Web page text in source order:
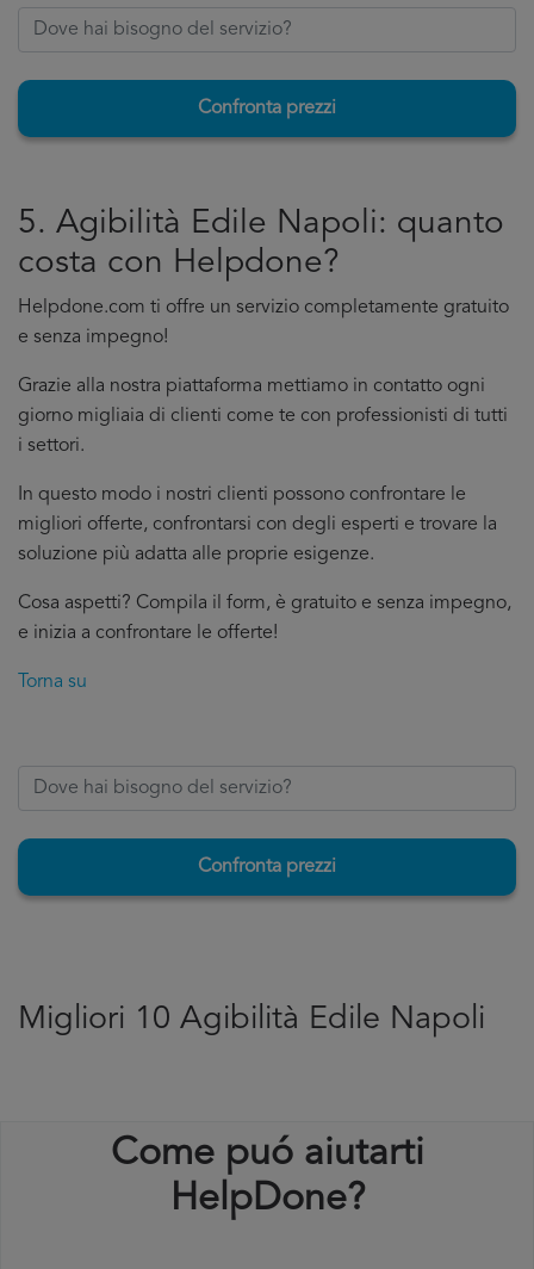
Confronta prezzi
5. Agibilità Edile Napoli: quanto
costa con Helpdone?
Helpdone.com ti offre un servizio completamente gratuito
e senza impegno!
Grazie alla nostra piattaforma mettiamo in contatto ogni
giorno migliaia di clienti come te con professionisti di tutti
i settori.
In questo modo i nostri clienti possono confrontare le
migliori offerte, confrontarsi con degli esperti e trovare la
soluzione più adatta alle proprie esigenze.
Cosa aspetti? Compila il form, è gratuito e senza impegno,
e inizia a confrontare le offerte!
Torna su
Confronta prezzi
Migliori 10 Agibilità Edile Napoli
Come puó aiutarti
HelpDone?